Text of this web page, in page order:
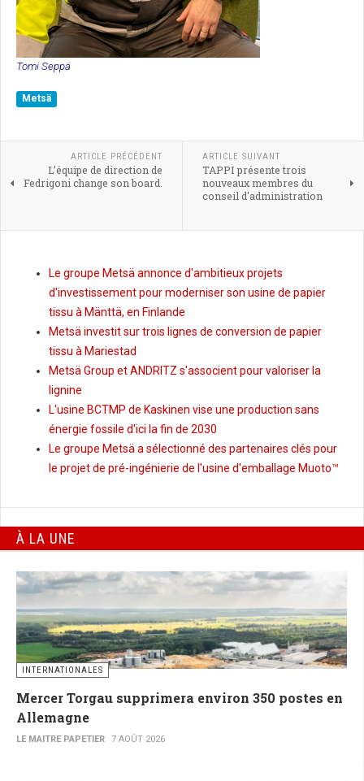
Tomi Seppä
Metsä
ARTICLE PRÉCÉDENT
L’équipe de direction de
Fedrigoni change son board.
ARTICLE SUIVANT
TAPPI présente trois
nouveaux membres du
conseil d'administration
Le groupe Metsä annonce d'ambitieux projets
d'investissement pour moderniser son usine de papier
tissu à Mänttä, en Finlande
Metsä investit sur trois lignes de conversion de papier
tissu à Mariestad
Metsä Group et ANDRITZ s'associent pour valoriser la
lignine
L'usine BCTMP de Kaskinen vise une production sans
énergie fossile d'ici la fin de 2030
Le groupe Metsä a sélectionné des partenaires clés pour
le projet de pré-ingénierie de l'usine d'emballage Muoto™
À LA UNE
INTERNATIONALES
Mercer Torgau supprimera environ 350 postes en
Allemagne
LE MAITRE PAPETIER 7 AOÛT 2026